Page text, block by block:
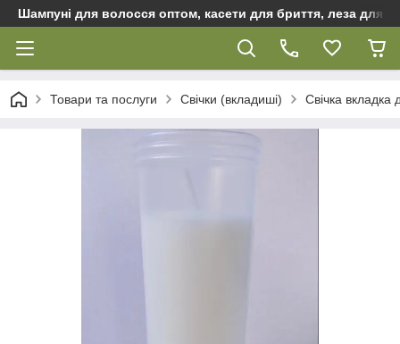
Шампуні для волосся оптом, касети для бриття, леза для
Товари та послуги Свічки (вкладиші) Свічка